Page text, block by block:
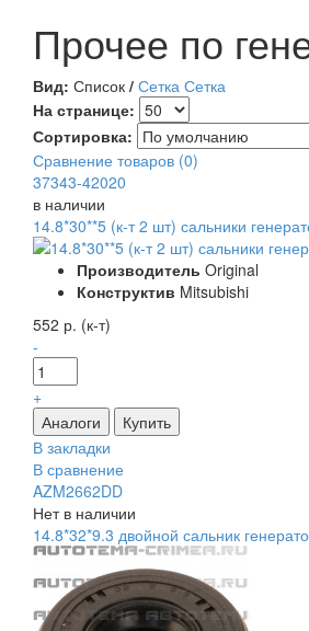
Прочее по
Вид: Список / Сетка Сетка
На странице:
Сортировка:
Сравнение товаров (0)
37343-42020
в наличии
14.8*30**5 (к-т 2 шт) сальники
Производитель Original
Конструктив Mitsubishi
552 р. (к-т)
-
+
В закладки
В сравнение
AZM2662DD
Нет в наличии
14.8*32*9.3 двойной сальник